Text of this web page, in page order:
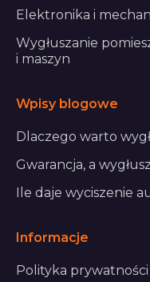
Elektronika i
Wygłuszanie
i maszyn
Wpisy blogowe
Dlaczego warto
Gwarancja, a
Ile daje wyciszenie
Informacje
Polityka prywatności